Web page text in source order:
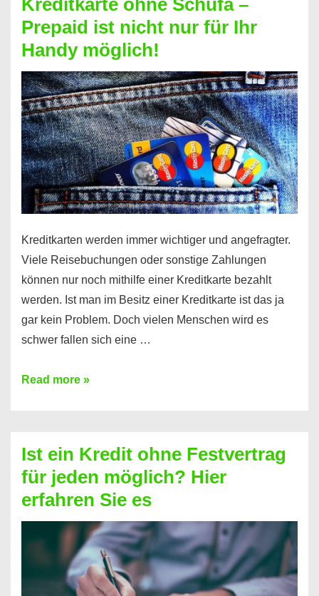
Neueröffnung
trotz
Schufaeintrag
möglich
Prepaid ist nicht nur für Ihr
Handy möglich!
Kreditkarten werden immer wichtiger und angefragter.
Viele Reisebuchungen oder sonstige Zahlungen
können nur noch mithilfe einer Kreditkarte bezahlt
werden. Ist man im Besitz einer Kreditkarte ist das ja
gar kein Problem. Doch vielen Menschen wird es
schwer fallen sich eine …
Kreditkarte
Prepaid
ist
nicht
nur
für
Handy
Read more »
Ist ein Kredit ohne Festvertrag
für jeden möglich? Hier
erfahren Sie es